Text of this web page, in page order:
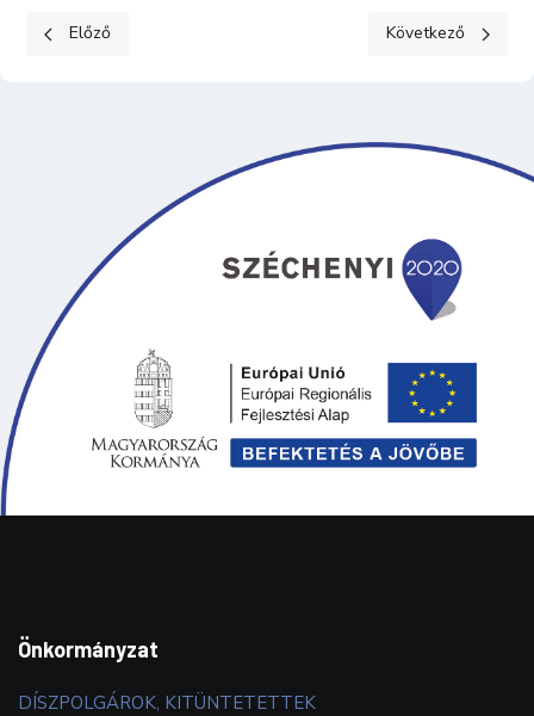
Előző cikk: KÖZÉRDEKŰ ADATOK II. Tevékenységre,
Előző Következő cikk:
Következő
Önkormányzat
DÍSZPOLGÁROK, KITÜNTETETTEK